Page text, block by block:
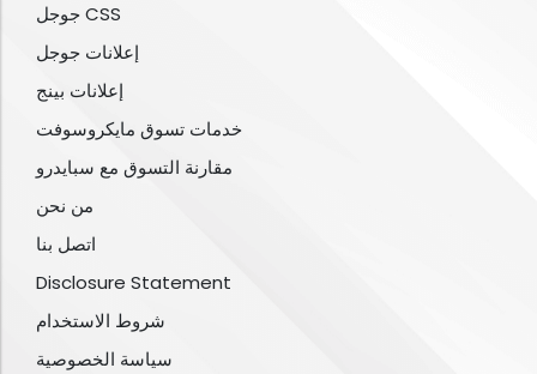
جوجل CSS
إعلانات جوجل
إعلانات بينج
خدمات تسوق مايكروسوفت
مقارنة التسوق مع سبايدرو
من نحن
اتصل بنا
Disclosure Statement
شروط الاستخدام
سياسة الخصوصية